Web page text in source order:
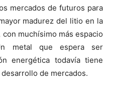
mercados de futuros para
madurez del litio en la
muchísimo más espacio
metal que espera ser
energética todavía tiene
de mercados.